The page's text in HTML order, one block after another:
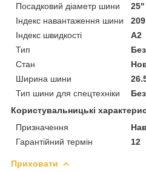
Посадковий діаметр шини
25"
Індекс навантаження шини
209
Індекс швидкості
A2
Тип
Стан
Ширина шини
Тип шини для спецтехніки
Користувальницькі
Призначення
Гарантійний термін
12
Приховати